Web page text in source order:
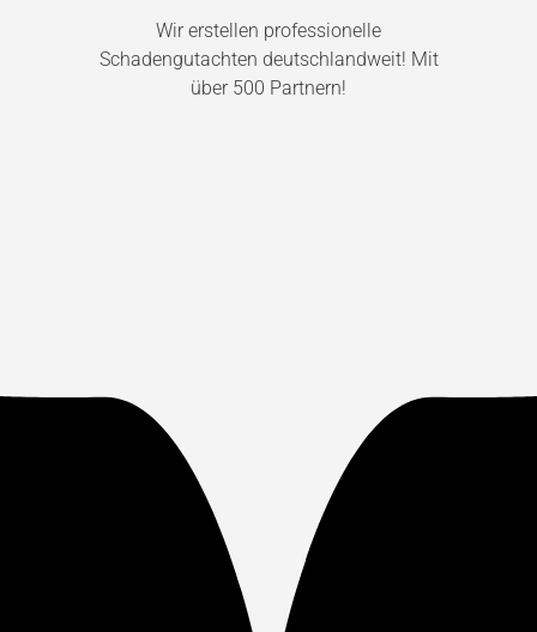
Wir erstellen professionelle
Schadengutachten deutschlandweit! Mit
über 500 Partnern!